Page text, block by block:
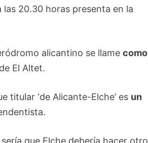
20.30 horas presenta en la
alicantino se llamecomo
El Altet.
titular ‘de Alicante-Elche’ es un
que Elche debería hacer otro